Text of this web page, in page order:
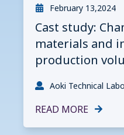
February 13,2024
Cast study:
materials and
production
Aoki Technical
READ MORE